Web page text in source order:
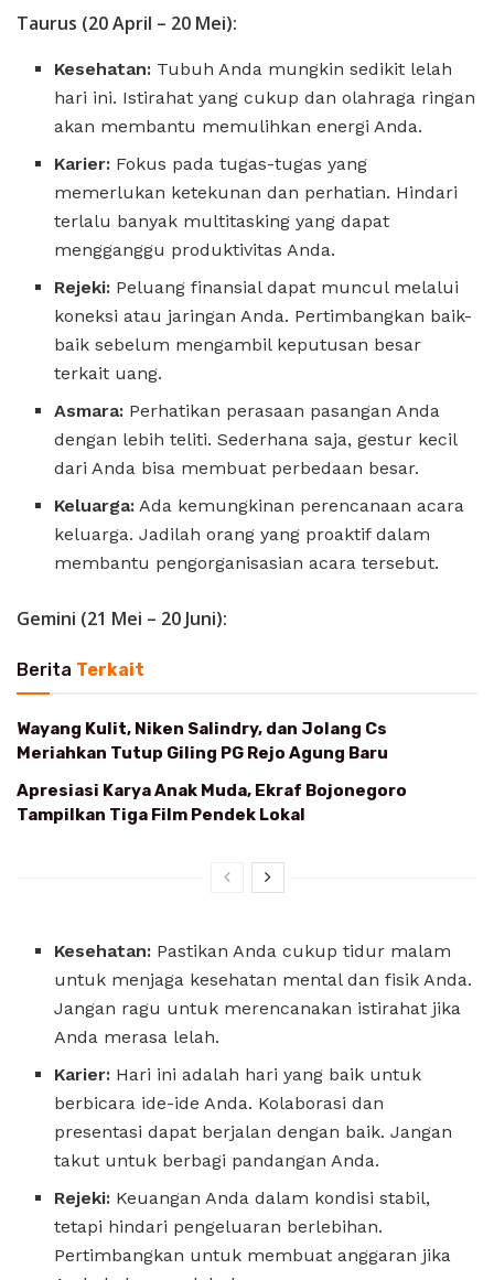
Taurus (20 April – 20 Mei):
Kesehatan: Tubuh Anda mungkin sedikit lelah
hari ini. Istirahat yang cukup dan olahraga ringan
akan membantu memulihkan energi Anda.
Karier: Fokus pada tugas-tugas yang
memerlukan ketekunan dan perhatian. Hindari
terlalu banyak multitasking yang dapat
mengganggu produktivitas Anda.
Rejeki: Peluang finansial dapat muncul melalui
koneksi atau jaringan Anda. Pertimbangkan baik-
baik sebelum mengambil keputusan besar
terkait uang.
Asmara: Perhatikan perasaan pasangan Anda
dengan lebih teliti. Sederhana saja, gestur kecil
dari Anda bisa membuat perbedaan besar.
Keluarga: Ada kemungkinan perencanaan acara
keluarga. Jadilah orang yang proaktif dalam
membantu pengorganisasian acara tersebut.
Gemini (21 Mei – 20 Juni):
Berita Terkait
Wayang Kulit, Niken Salindry, dan Jolang Cs
Meriahkan Tutup Giling PG Rejo Agung Baru
Apresiasi Karya Anak Muda, Ekraf Bojonegoro
Tampilkan Tiga Film Pendek Lokal
Kesehatan: Pastikan Anda cukup tidur malam
untuk menjaga kesehatan mental dan fisik Anda.
Jangan ragu untuk merencanakan istirahat jika
Anda merasa lelah.
Karier: Hari ini adalah hari yang baik untuk
berbicara ide-ide Anda. Kolaborasi dan
presentasi dapat berjalan dengan baik. Jangan
takut untuk berbagi pandangan Anda.
Rejeki: Keuangan Anda dalam kondisi stabil,
tetapi hindari pengeluaran berlebihan.
Pertimbangkan untuk membuat anggaran jika